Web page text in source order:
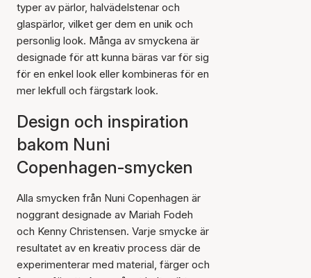
typer av pärlor, halvädelstenar och
glaspärlor, vilket ger dem en unik och
personlig look. Många av smyckena är
designade för att kunna bäras var för sig
för en enkel look eller kombineras för en
mer lekfull och färgstark look.
Design och inspiration
bakom Nuni
Copenhagen-smycken
Alla smycken från Nuni Copenhagen är
noggrant designade av Mariah Fodeh
och Kenny Christensen. Varje smycke är
resultatet av en kreativ process där de
experimenterar med material, färger och